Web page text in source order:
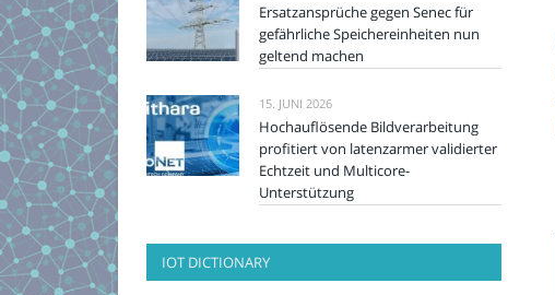
Ersatzansprüche gegen Senec für
gefährliche Speichereinheiten nun
geltend machen
15. JUNI 2026
Hochauflösende Bildverarbeitung
profitiert von latenzarmer validierter
Echtzeit und Multicore-
Unterstützung
IOT DICTIONARY